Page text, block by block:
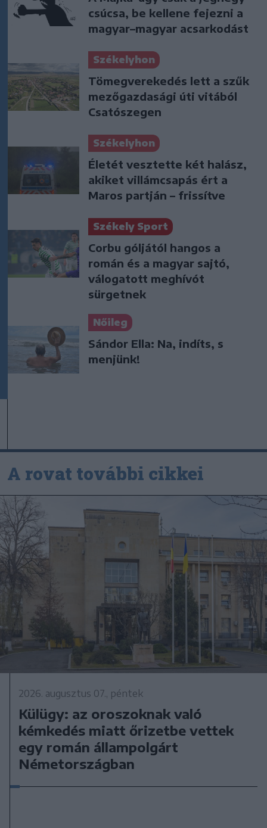
csúcsa, be kellene fejezni a
magyar–magyar acsarkodást
Székelyhon
Tömegverekedés lett a szűk
mezőgazdasági úti vitából
Csatószegen
Székelyhon
Életét vesztette két halász,
akiket villámcsapás ért a
Maros partján – frissítve
Székely Sport
Corbu góljától hangos a
román és a magyar sajtó,
válogatott meghívót
sürgetnek
Nőileg
Sándor Ella: Na, indíts, s
menjünk!
A rovat további cikkei
2026. augusztus 07., péntek
Külügy: az oroszoknak való
kémkedés miatt őrizetbe vettek
egy román állampolgárt
Németországban